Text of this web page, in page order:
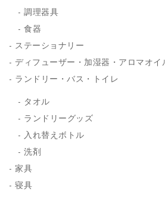
調理器具
食器
ステーショナリー
ディフューザー・加湿器・アロマオイ
ランドリー・バス・トイレ
タオル
ランドリーグッズ
入れ替えボトル
洗剤
家具
寝具